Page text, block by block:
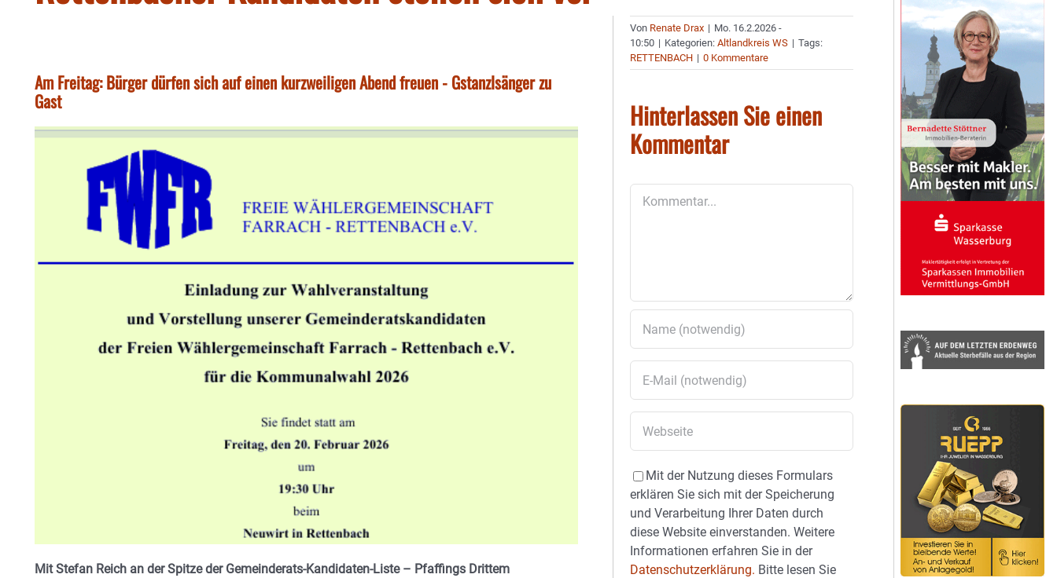
Am Freitag: Bürger dürfen sich auf einen kurzweiligen Abend freuen - Gstanzlsänger zu
Gast
Mit Stefan Reich an der Spitze der Gemeinderats-Kandidaten-Liste – Pfaffings Drittem
Von Renate Drax | Mo. 16.2.2026 -
10:50 | Kategorien:Altlandkreis WS | Tags:
RETTENBACH | 0 Kommentare
Hinterlassen Sie einen
Kommentar
Mit der Nutzung dieses Formulars
erklären Sie sich mit der Speicherung
und Verarbeitung Ihrer Daten durch
diese Website einverstanden. Weitere
Informationen erfahren Sie in der
Datenschutzerklärung. Bitte lesen Sie